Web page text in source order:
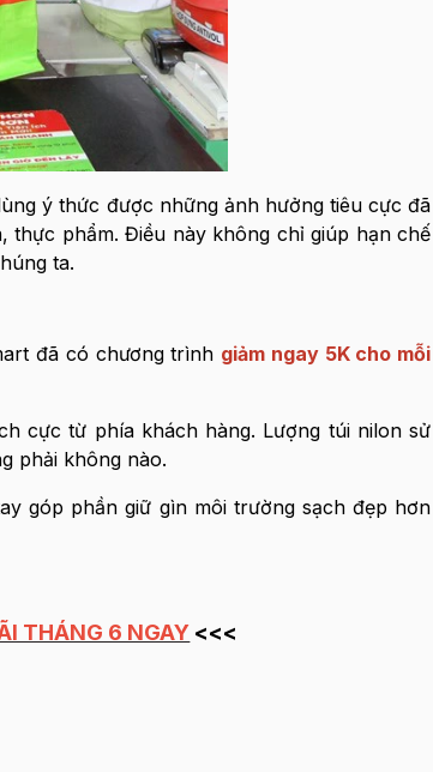
ý thức được những ảnh hưởng tiêu cực đã
thực phẩm. Điều này không chỉ giúp hạn chế
ta.
đã có chương trình giảm ngay 5K cho mỗi
cực từ phía khách hàng. Lượng túi nilon sử
phải không nào.
góp phần giữ gìn môi trường sạch đẹp hơn
THÁNG 6 NGAY <<<